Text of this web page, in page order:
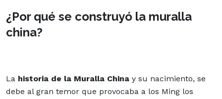
¿Por qué se construyó la muralla
china?
La historia de la Muralla China y su nacimiento, se
debe al gran temor que provocaba a los Ming los